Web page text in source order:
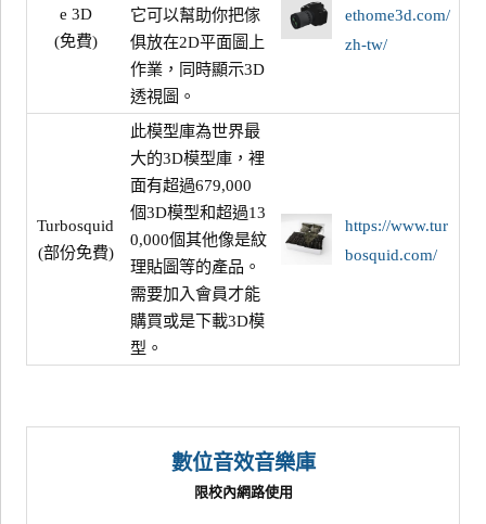
e 3D
(免費)
它可以幫助你把傢
俱放在2D平面圖上
作業，同時顯示3D
透視圖。
ethome3d.com/
zh-tw/
Turbosquid
(部份免費)
此模型庫為世界最
大的3D模型庫，裡
面有超過679,000
個3D模型和超過13
0,000個其他像是紋
理貼圖等的產品。
需要加入會員才能
購買或是下載3D模
型。
https://www.tur
bosquid.com/
數位音效音樂庫
限校內網路使用